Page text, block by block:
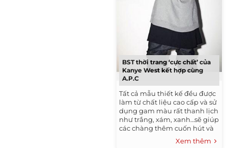
BST thời trang ‘cực chất’ của
Kanye West kết hợp cùng
A.P.C
Tất cả mẫu thiết kế đều được
làm từ chất liệu cao cấp và sử
dụng gam màu rất thanh lịch
như trắng, xám, xanh…sẽ giúp
các chàng thêm cuốn hút và
Xem thêm